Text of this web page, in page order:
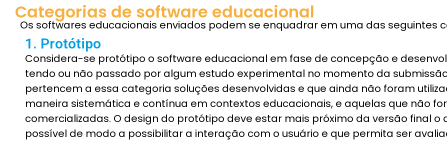
Categorias de software educacional
Os softwares educacionais enviados podem se enquadrar em uma das seguintes
Considera-se protótipo o software educacional em fase de concepção e
tendo ou não passado por algum estudo experimental no momento da
pertencem a essa categoria soluções desenvolvidas e que ainda não foram
maneira sistemática e contínua em contextos educacionais, e aquelas que não
comercializadas. O design do protótipo deve estar mais próximo da versão final o
possível de modo a possibilitar a interação com o usuário e que permita ser
1. Protótipo